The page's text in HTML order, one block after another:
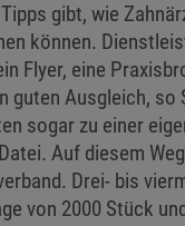
gibt, wie
können.
Flyer, eine
Ausgleich, so
sogar zu einer
Auf diesem
Drei- bis
von 2000 Stück